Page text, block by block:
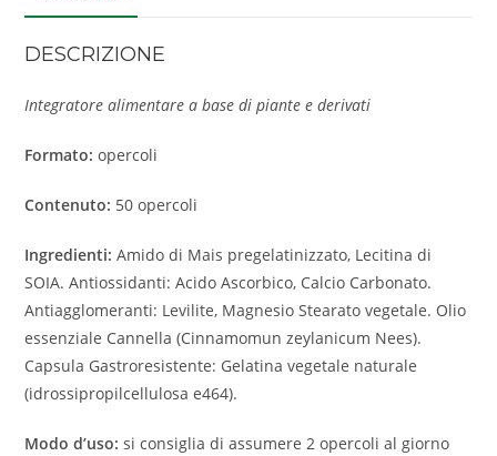
DESCRIZIONE
Integratore alimentare a base di piante e derivati
Formato: opercoli
Contenuto: 50 opercoli
Ingredienti: Amido di Mais pregelatinizzato, Lecitina di
SOIA. Antiossidanti: Acido Ascorbico, Calcio Carbonato.
Antiagglomeranti: Levilite, Magnesio Stearato vegetale. Olio
essenziale Cannella (Cinnamomun zeylanicum Nees).
Capsula Gastroresistente: Gelatina vegetale naturale
(idrossipropilcellulosa e464).
Modo d’uso: si consiglia di assumere 2 opercoli al giorno